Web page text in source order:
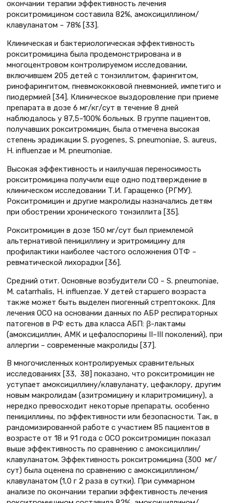
окончании терапии эффективность лечения
рокситромицином составила 82%, амоксициллином/
клавуланатом – 78% [33].
Клиническая и бактериологическая эффективность
рокситромицина была продемонстрирована и в
многоцентровом контролируемом исследовании,
включившем 205 детей с тонзиллитом, фарингитом,
ринофарингитом, пневмококковой пневмонией, импетиго и
пиодермией [34]. Клиническое выздоровление при приеме
препарата в дозе 6 мг/кг/сут в течение 8 дней
наблюдалось у 87,5–100% больных. В группе пациентов,
получавших рокситромицин, была отмечена высокая
степень эрадикации S. pyogenes, S. pneumoniae, S. aureus,
H. influenzae и М. рnеumoniae.
Высокая эффективность и наилучшая переносимость
рокситромицина получили еще одно подтверждение в
клиническом исследовании Т.И. Гаращенко (РГМУ).
Рокситромицин и другие макролиды назначались детям
при обострении хронического тонзиллита [35].
Рокситромицин в дозе 150 мг/сут был приемлемой
альтернативой пенициллину и эритромицину для
профилактики наиболее частого осложнения ОТФ –
ревматической лихорадки [36].
Средний отит. Основные возбудители СО – S. pneumoniae,
M. catarrhalis, H. influenzae. У детей старшего возраста
также может быть выделен пиогенный стрептококк. Для
лечения ОСО на основании данных по АБР респираторных
патогенов в РФ есть два класса АБП: β-лактамы
(амоксициллин, АМК и цефалоспорины II–III поколений), при
аллергии – современные макролиды [37].
В многочисленных контролируемых сравнительных
исследованиях [33, 38] показано, что рокситромицин не
уступает амоксициллину/клавуланату, цефаклору, другим
новым макролидам (азитромицину и кларитромицину), а
нередко превосходит некоторые препараты, особенно
пенициллины, по эффективности или безопасности. Так, в
рандомизированной работе с участием 85 пациентов в
возрасте от 18 и 91 года с ОСО рокситромицин показал
выше эффективность по сравнению с амоксициллин/
клавуланатом. Эффективность рокситромицина (300 мг/
сут) была оценена по сравнению с амоксициллином/
клавуланатом (1,0 г 2 раза в сутки). При суммарном
анализе по окончании терапии эффективность лечения